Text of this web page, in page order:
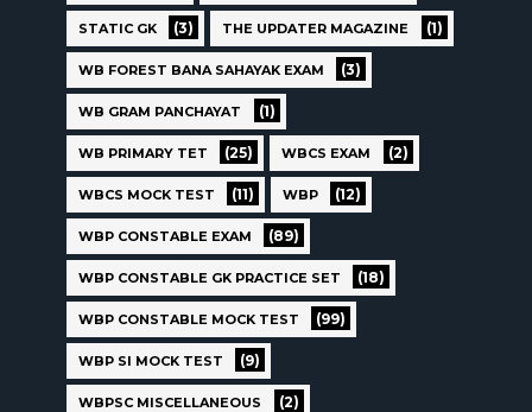
STATIC GK (3) THE UPDATER MAGAZINE (1)
WB FOREST BANA SAHAYAK EXAM (3)
WB GRAM PANCHAYAT (1)
WB PRIMARY TET (25) WBCS EXAM (2)
WBCS MOCK TEST (11) WBP (12)
WBP CONSTABLE EXAM (89)
WBP CONSTABLE GK PRACTICE SET (18)
WBP CONSTABLE MOCK TEST (99)
WBP SI MOCK TEST (9)
WBPSC MISCELLANEOUS (2)